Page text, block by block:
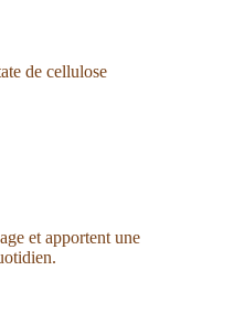
de cellulose
et apportent une